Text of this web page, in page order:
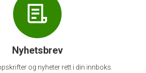
Nyhetsbrev
og nyheter rett i din innboks.